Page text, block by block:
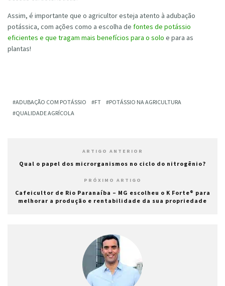
Assim, é importante que o agricultor esteja atento à adubação
potássica, com ações como a escolha de fontes de potássio
eficientes e que tragam mais benefícios para o solo e para as
plantas!
ADUBAÇÃO COM POTÁSSIO FT
POTÁSSIO NA AGRICULTURA
QUALIDADE AGRÍCOLA
ARTIGO ANTERIOR
Qual o papel dos microrganismos no ciclo do nitrogênio?
PRÓXIMO ARTIGO
Cafeicultor de Rio Paranaíba – MG escolheu o K Forte® para
melhorar a produção e rentabilidade da sua propriedade